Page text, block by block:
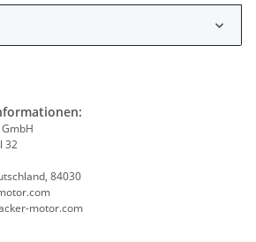
32
84030
motor.com